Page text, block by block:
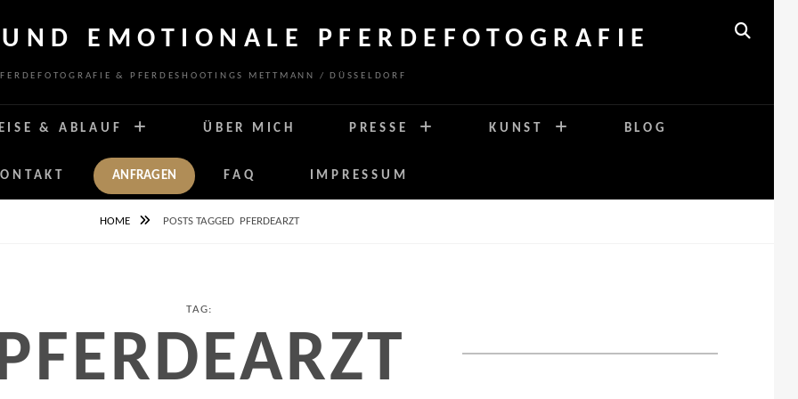
EMOTIONALE PFERDEFOTOGRAFIE
& PFERDESHOOTINGS METTMANN / DÜSSELDORF
& ABLAUF ÜBER MICH PRESSE KUNST BLOG
ANFRAGEN FAQ IMPRESSUM
HOME POSTS TAGGED PFERDEARZT
TAG: